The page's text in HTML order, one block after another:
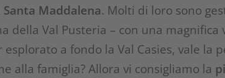
Santa Maddalena. Molti di loro sono
della Val Pusteria – con una
esplorato a fondo la Val Casies, vale la
alla famiglia? Allora vi consigliamo la